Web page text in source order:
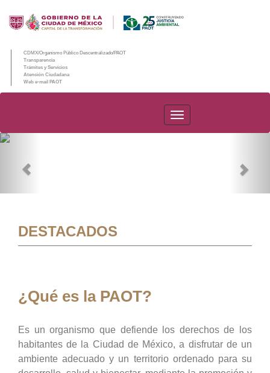
CDMX/Organismo Público Descentralizado/PAOT
Transparencia
Trámites y Servicios
Atención Ciudadana
Web e-mail PAOT
PAOT
DESTACADOS
¿Qué es la PAOT?
Es un organismo que defiende los derechos de los
habitantes de la Ciudad de México, a disfrutar de un
ambiente adecuado y un territorio ordenado para su